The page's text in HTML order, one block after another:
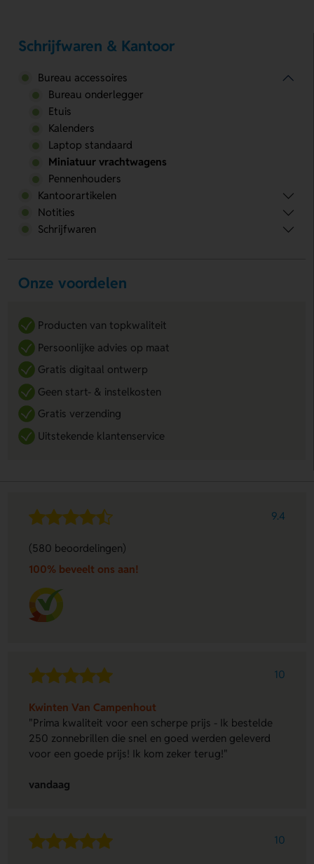
Schrijfwaren & Kantoor
Bureau accessoires
Bureau onderlegger
Etuis
Kalenders
Laptop standaard
Miniatuur vrachtwagens
Pennenhouders
Kantoorartikelen
Notities
Schrijfwaren
Onze voordelen
Producten van topkwaliteit
Persoonlijke advies op maat
Gratis digitaal ontwerp
Geen start- & instelkosten
Gratis verzending
Uitstekende klantenservice
9.4
(580 beoordelingen)
100% beveelt ons aan!
10
Kwinten Van Campenhout
"Prima kwaliteit voor een scherpe prijs - Ik bestelde
250 zonnebrillen die snel en goed werden geleverd
voor een goede prijs! Ik kom zeker terug!"
vandaag
10